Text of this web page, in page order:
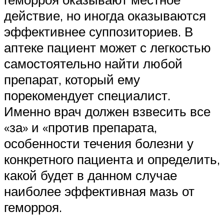
действие, но иногда оказываются
эффективнее суппозиториев. В
аптеке пациент может с легкостью
самостоятельно найти любой
препарат, который ему
порекомендует специалист.
Именно врач должен взвесить все
«за» и «против препарата,
особенности течения болезни у
конкретного пациента и определить,
какой будет в данном случае
наиболее эффективная мазь от
геморроя.